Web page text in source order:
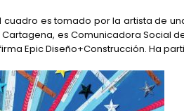
cuadro es tomado por la artista de
es Comunicadora Social
Epic Diseño+Construcción. Ha